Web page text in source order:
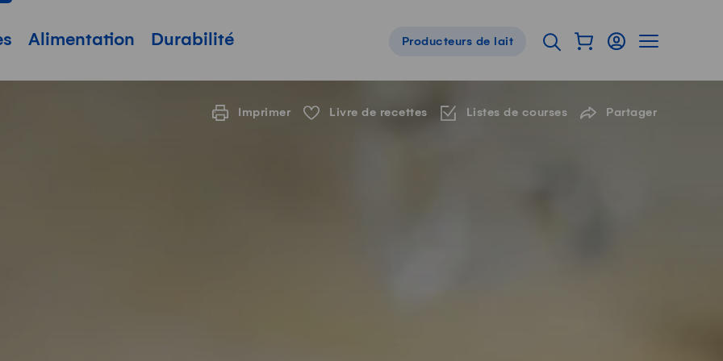
Alimentation Durabilité
Navigation de pied de page
Producteurs de lait Ouvrir l'onglet de
Afficher mon panier
ConnexionAfficher la
Imprimer Livre de recettes Listes de courses Partager